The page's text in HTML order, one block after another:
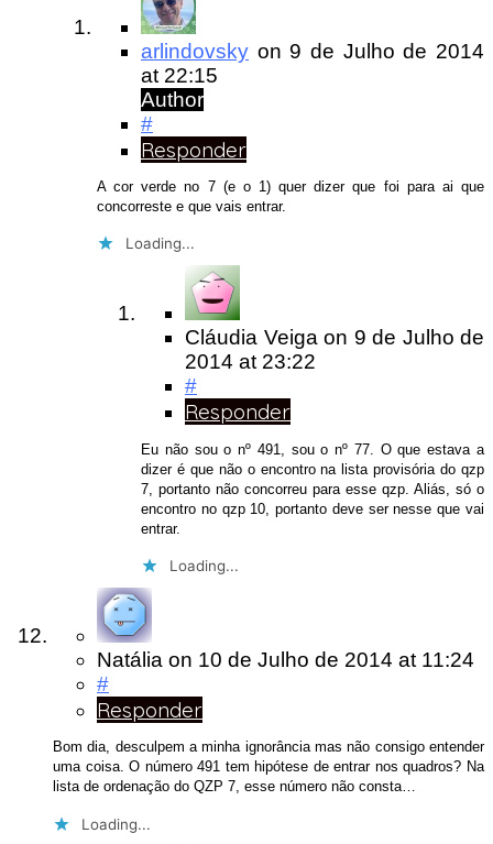
arlindovsky on 9 de Julho de 2014
at 22:15
Author
#
Responder
A cor verde no 7 (e o 1) quer dizer que foi para ai que
concorreste e que vais entrar.
Loading...
Cláudia Veigaon 9 de Julho de
2014 at 23:22
#
Responder
Eu não sou o nº 491, sou o nº 77. O que estava a
dizer é que não o encontro na lista provisória do qzp
7, portanto não concorreu para esse qzp. Aliás, só o
encontro no qzp 10, portanto deve ser nesse que vai
entrar.
Loading...
Natália on 10 de Julho de 2014 at 11:24
#
Responder
Bom dia, desculpem a minha ignorância mas não consigo entender
uma coisa. O número 491 tem hipótese de entrar nos quadros? Na
lista de ordenação do QZP 7, esse número não consta…
Loading...